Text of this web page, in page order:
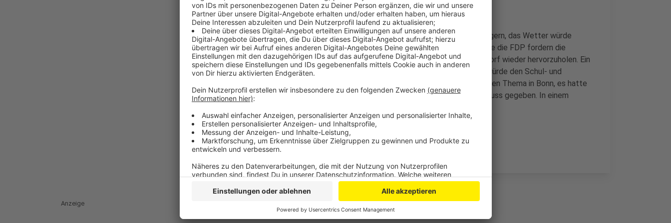
Die CDU fordert, die Freibadsaison bis Ende September zu verlängern, das Wetter würde
mitspielen, eigentlich wäre am 4. September Schluss. Genauso wie die FDP fordern die
Christdemokraten, die Pläne für das neue Familienbad in Dottendorf wieder hervorzuholen. Ein
neues Bad sei günstiger als die Flickschusterei, heißt es, und es würde den Schul- und
Schwimmsport absichern. Dieses Bad war bereits vor einigen Jahren Thema in Bonn, es hatte
damals auch einen Architektenwettbewerb und einen Ratsbeschluss gegeben. In einem
Anzeige
Anzeige